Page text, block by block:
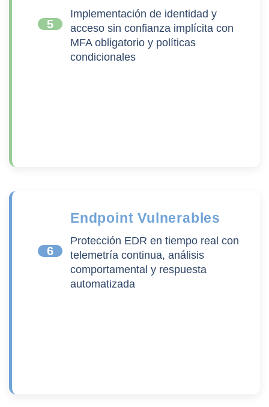
5
Implementación de identidad y
acceso sin confianza implícita con
MFA obligatorio y políticas
condicionales
6
Endpoint Vulnerables
Protección EDR en tiempo real con
telemetría continua, análisis
comportamental y respuesta
automatizada